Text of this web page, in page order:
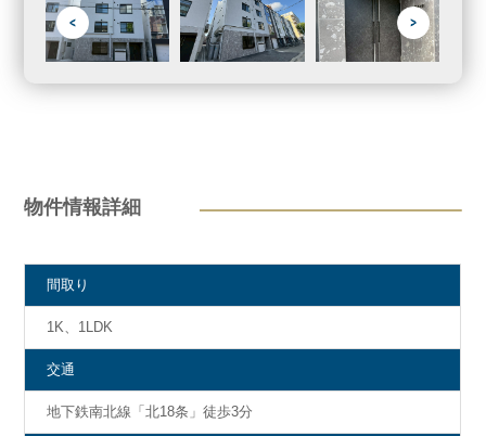
物件情報詳細
間取り
1K、1LDK
交通
地下鉄南北線「北18条」徒歩3分